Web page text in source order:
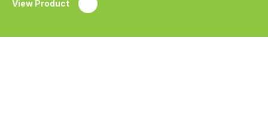
View Product